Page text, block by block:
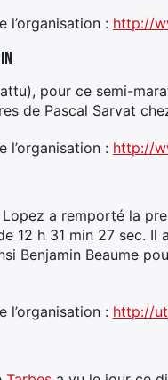
l’organisation : http://
pour ce semi-
de Pascal Sarvat
l’organisation : http://
Lopez a remporté la
12 h 31 min 27 sec.
Benjamin Beaume
l’organisation : http://